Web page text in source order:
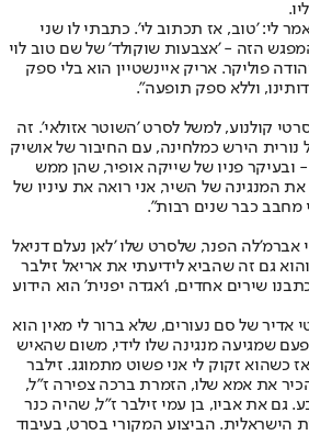
לי: 'טוב, אז תכתוב לי'. כתבתי לו שני
הזה - 'אצבעות שוקולד' של שם טוב לוי
פוליקר. אריק איינשטיין הוא בלי ספק
וללא ספק תופעה".
קולנוע, למשל לסרט 'השוטר אזולאי'. זה
נורית הירש כמלחינה, עם החיבור של אושיק
ובעיקר פניו של שייקה אופיר, שהן ממש
המנגינה של השיר, אני רואה את עיניו של
מחבב כבר שנים רבות".
אברמ'לה הפנר, שלסרט שלו 'לאן נעלם דניאל
שירים, והוא גם זה שהביא לידיעתי את אריאל זילבר
שירים אחדים, ו'אגדה יפנית' הוא הידוע
אדיר של סם נעורים, שלא ברור לי מאין הוא
שמגיעה מנגינה שלו לידי, משום שהאיש
כשהוא זקוק לי אני פשוט מתמוגג. זילבר
את אמא שלו, הזמרת ברכה צפירה ז"ל,
גם את אביו, בן עמי זילבר ז"ל, שהיה כנר
הישראלית. הביצוע המקורי בסרט, בעיבוד